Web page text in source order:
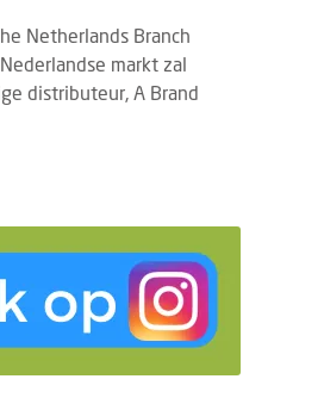
Netherlands Branch
markt zal
distributeur, A Brand
2026
Rotterdam
dé
De dag begint voortaan
Dudok. Met de
Breakfast geeft Dudok
eigentijdse invulling aan